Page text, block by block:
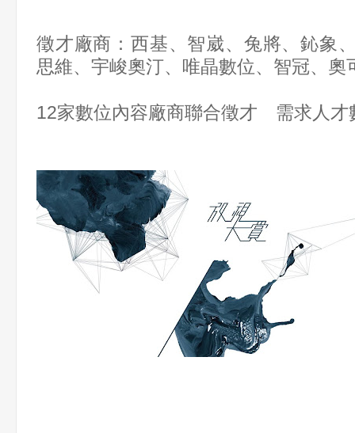
徵才廠商：西基、智崴、兔將、鈊象
思維、宇峻奧汀、唯晶數位、智冠、奧
12家數位內容廠商聯合徵才 需求人才